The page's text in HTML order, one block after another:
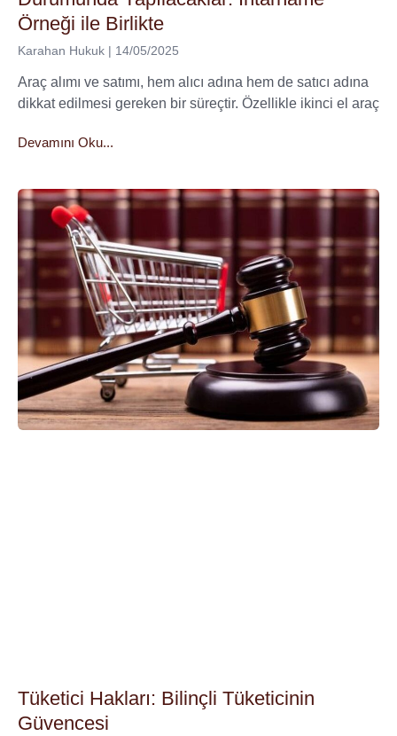
Örneği ile Birlikte
Karahan Hukuk 14/05/2025
Araç alımı ve satımı, hem alıcı adına hem de satıcı adına
dikkat edilmesi gereken bir süreçtir. Özellikle ikinci el araç
Devamını Oku...
Tüketici Hakları: Bilinçli Tüketicinin
Güvencesi